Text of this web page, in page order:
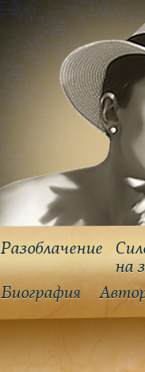
Разоблачение
на
Биография